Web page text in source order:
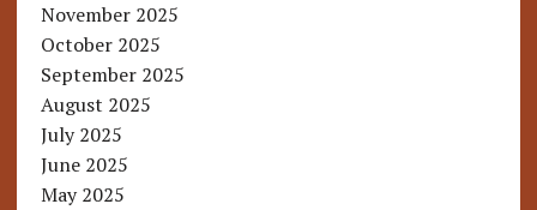
November 2025
October 2025
September 2025
August 2025
July 2025
June 2025
May 2025